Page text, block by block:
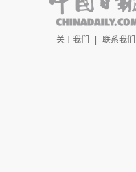
关于我们 | 联系我们